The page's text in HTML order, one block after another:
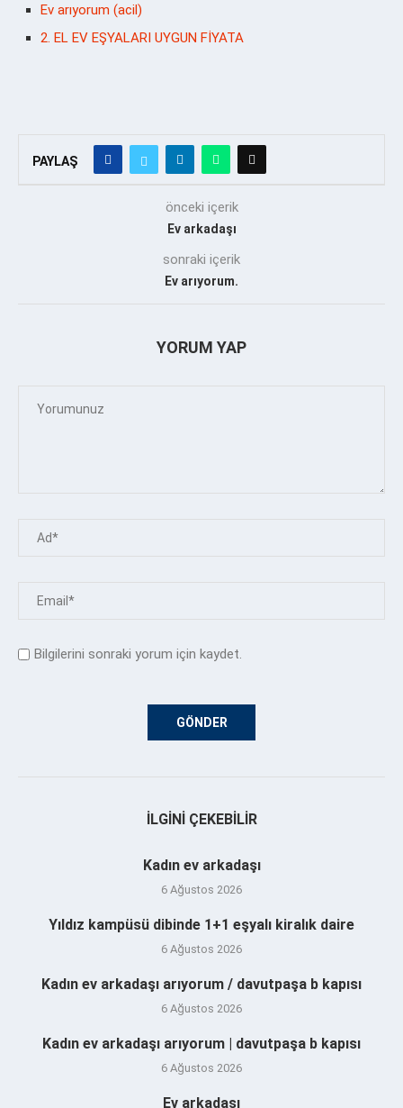
Ev arıyorum (acil)
2. EL EV EŞYALARI UYGUN FİYATA
PAYLAŞ
önceki içerik
Ev arkadaşı
sonraki içerik
Ev arıyorum.
YORUM YAP
Bilgilerini sonraki yorum için kaydet.
İLGINI ÇEKEBILIR
Kadın ev arkadaşı
6 Ağustos 2026
Yıldız kampüsü dibinde 1+1 eşyalı kiralık daire
6 Ağustos 2026
Kadın ev arkadaşı arıyorum / davutpaşa b kapısı
6 Ağustos 2026
Kadın ev arkadaşı arıyorum | davutpaşa b kapısı
6 Ağustos 2026
Ev arkadaşı